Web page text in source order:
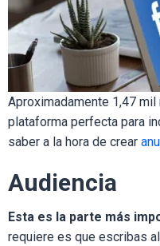
Aproximadamente 1,47
plataforma perfecta para
saber a la hora de crear
Audiencia
Esta es la parte más
requiere es que escribas